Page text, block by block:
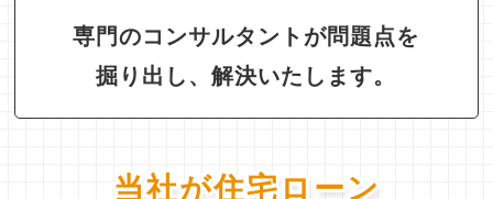
専門のコンサルタントが問題点を
掘り出し、解決いたします。
当社が住宅ローン